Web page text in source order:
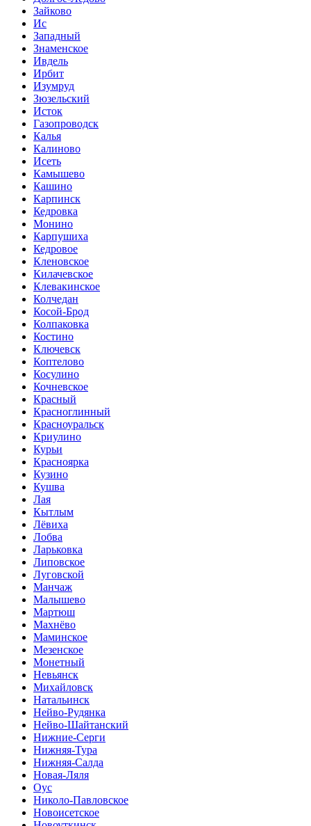
Зайково
Ис
Западный
Знаменское
Ивдель
Ирбит
Изумруд
Зюзельский
Исток
Газопроводск
Калья
Калиново
Исеть
Камышево
Кашино
Карпинск
Кедровка
Монино
Карпушиха
Кедровое
Кленовское
Килачевское
Клевакинское
Колчедан
Косой-Брод
Колпаковка
Костино
Ключевск
Коптелово
Косулино
Кочневское
Красный
Красноглинный
Красноуральск
Криулино
Курьи
Красноярка
Кузино
Кушва
Лая
Кытлым
Лёвиха
Лобва
Ларьковка
Липовское
Луговской
Манчаж
Малышево
Мартюш
Махнёво
Маминское
Мезенское
Монетный
Невьянск
Михайловск
Натальинск
Нейво-Рудянка
Нейво-Шайтанский
Нижние-Серги
Нижняя-Тура
Нижняя-Салда
Новая-Ляля
Оус
Николо-Павловское
Новоисетское